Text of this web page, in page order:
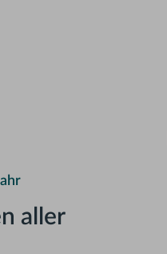
aller